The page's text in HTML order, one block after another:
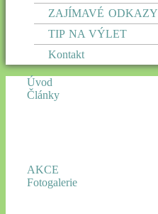
ZAJÍMAVÉ ODKAZY
TIP NA VÝLET
Kontakt
Úvod
Články
AKCE
Fotogalerie